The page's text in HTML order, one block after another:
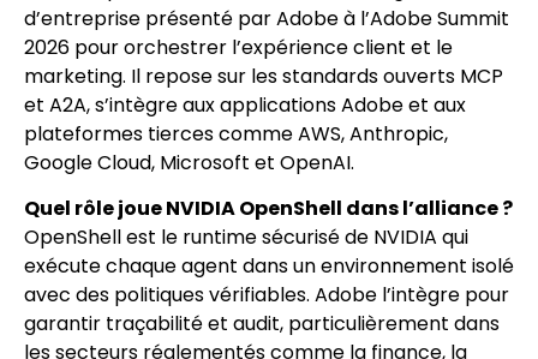
d’entreprise présenté par Adobe à l’Adobe Summit
2026 pour orchestrer l’expérience client et le
marketing. Il repose sur les standards ouverts MCP
et A2A, s’intègre aux applications Adobe et aux
plateformes tierces comme AWS, Anthropic,
Google Cloud, Microsoft et OpenAI.
Quel rôle joue NVIDIA OpenShell dans l’alliance ?
OpenShell est le runtime sécurisé de NVIDIA qui
exécute chaque agent dans un environnement isolé
avec des politiques vérifiables. Adobe l’intègre pour
garantir traçabilité et audit, particulièrement dans
les secteurs réglementés comme la finance, la